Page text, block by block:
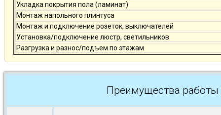
Укладка покрытия пола (ламинат)
Монтаж напольного плинтуса
Монтаж и подключение розеток, выключателей
Установка/подключение люстр, светильников
Разгрузка и разнос/подъем по этажам
Преимущества